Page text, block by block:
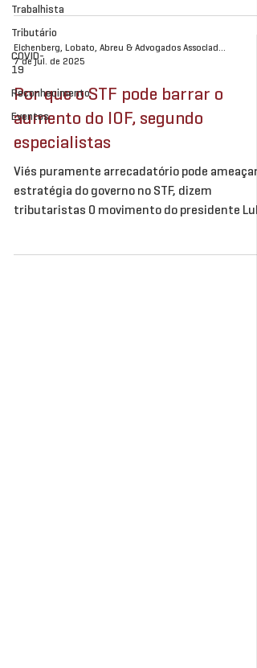
Trabalhista
Tributário
COVID-
19
Reconhecimento
Eventos
Eichenberg, Lobato, Abreu & Advogados Associados
7 de jul. de 2025
Por que o STF pode barrar o
aumento do IOF, segundo
especialistas
Viés puramente arrecadatório pode ameaçar
estratégia do governo no STF, dizem
tributaristas O movimento do presidente Lula